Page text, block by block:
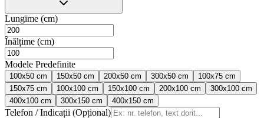
Lungime (cm)
Înălțime (cm)
Modele Predefinite
100x50 cm 150x50 cm 200x50 cm 300x50 cm
100x75 cm
150x75 cm
100x100 cm 150x100 cm 200x100 cm
300x100 cm
400x100 cm
300x150 cm 400x150 cm
Telefon / Indicații (Opțional)